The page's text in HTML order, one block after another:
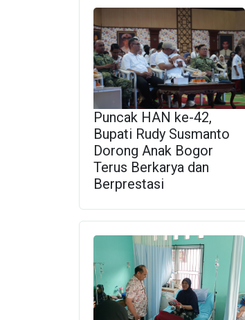
Puncak HAN ke-42,
Bupati Rudy Susmanto
Dorong Anak Bogor
Terus Berkarya dan
Berprestasi